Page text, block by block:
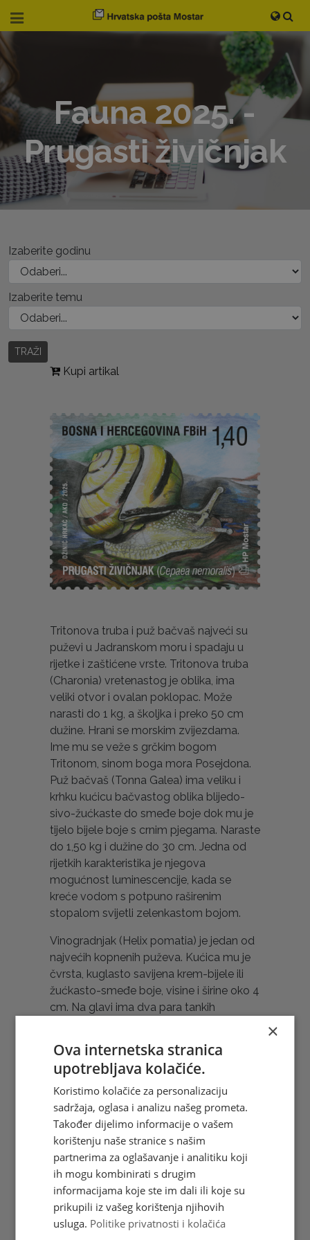
Fauna 2025. -
Prugasti živičnjak
Izaberite godinu
Izaberite temu
TRAŽI
Kupi artikal
Tritonova truba i puž bačvaš najveći su
puževi u Jadranskom moru i spadaju u
rijetke i zaštićene vrste. Tritonova truba
(Charonia) vretenastog je oblika, ima
veliki otvor i ovalan poklopac. Može
narasti do 1 kg, a školjka i preko 50 cm
dužine. Hrani se morskim zvijezdama.
Ime mu se veže s grčkim bogom
Tritonom, sinom boga mora Posejdona.
Puž bačvaš (Tonna Galea) ima veliku i
krhku kućicu bačvastog oblika blijedo-
sivo-žućkaste do smeđe boje dok mu je
tijelo bijele boje s crnim pjegama. Naraste
do 1,50 kg i dužine do 30 cm. Jedna od
rijetkih karakteristika je njegova
mogućnost luminescencije, kada se
kreće vodom s potpuno raširenim
stopalom svijetli zelenkastom bojom.
Vinogradnjak (Helix pomatia) je jedan od
najvećih kopnenih puževa. Kućica mu je
čvrsta, kuglasto savijena krem-bijele ili
žućkasto-smeđe boje, visine i širine oko 4
cm. Na glavi ima dva para tankih
prednji dio tijela. Prugasti živičnjak
(Cepaea nemoralis) jedan je od najčešćih
kopnenih puževa u Europi. Njihove kućice
mogu biti različitih boja, od bijele i žute
do smeđe ili crne, a na njima se nalazi od
jedne do pet tamnosmeđih ili crnih pruga.
Ponekad su spojene u jednu ili dvije široke
pruge, a ponekad potpuno nedostaju.
(Željka Šaravanja)
Hrvatska pošta d.o.o. Mostar tiskala je 4
prigodne poštanske marke u arku od 8
×
Ova internetska stranica
upotrebljava kolačiće.
Koristimo kolačiće za personalizaciju
sadržaja, oglasa i analizu našeg prometa.
Također dijelimo informacije o vašem
korištenju naše stranice s našim
partnerima za oglašavanje i analitiku koji
ih mogu kombinirati s drugim
informacijama koje ste im dali ili koje su
prikupili iz vašeg korištenja njihovih
usluga. Politike privatnosti i kolačića